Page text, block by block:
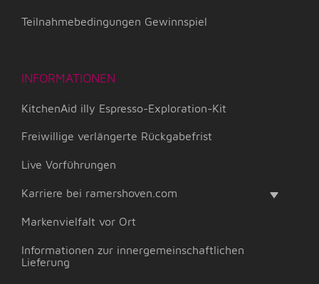
Teilnahmebedingungen Gewinnspiel
INFORMATIONEN
KitchenAid illy Espresso-Exploration-Kit
Freiwillige verlängerte Rückgabefrist
Live Vorführungen
Karriere bei ramershoven.com
Markenvielfalt vor Ort
Informationen zur innergemeinschaftlichen
Lieferung